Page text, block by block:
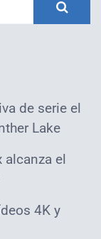
de serie el
Lake
alcanza el
4K y